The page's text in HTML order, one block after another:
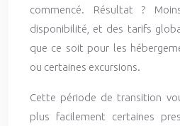
commencé. Résultat ?
disponibilité, et des tarifs
que ce soit pour les
ou certaines excursions.
Cette période de transition
plus facilement certaines